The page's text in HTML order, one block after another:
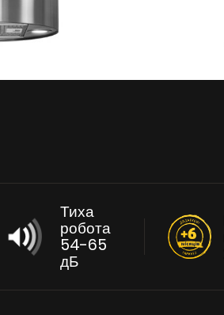
Тиха
робота
54-65
дБ